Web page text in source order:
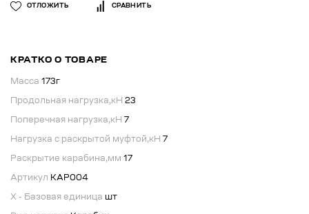
ОТЛОЖИТЬ СРАВНИТЬ
КРАТКО О ТОВАРЕ
Масса 173г
Продольная нагрузка,кН 23
Поперечная нагрузка,кН 7
Нагрузка с раскрытой муфтой,кН 7
Раскрытие карабина,мм 17
Артикул КАР004
X - Базовая единица шт